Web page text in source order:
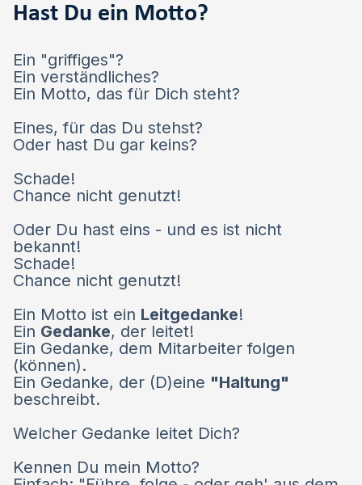
Hast Du ein Motto?
Ein "griffiges"?
Ein verständliches?
Ein Motto, das für Dich steht?
Eines, für das Du stehst?
Oder hast Du gar keins?
Schade!
Chance nicht genutzt!
Oder Du hast eins - und es ist nicht
bekannt!
Schade!
Chance nicht genutzt!
Ein Motto ist ein Leitgedanke!
Ein Gedanke, der leitet!
Ein Gedanke, dem Mitarbeiter folgen
(können).
Ein Gedanke, der (D)eine "Haltung"
beschreibt.
Welcher Gedanke leitet Dich?
Kennen Du mein Motto?